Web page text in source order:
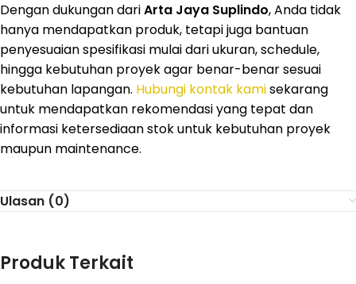
Dengan dukungan dariArta Jaya Suplindo, Anda tidak
hanya mendapatkan produk, tetapi juga bantuan
penyesuaian spesifikasi mulai dari ukuran, schedule,
hingga kebutuhan proyek agar benar-benar sesuai
kebutuhan lapangan. Hubungi kontak kamisekarang
untuk mendapatkan rekomendasi yang tepat dan
informasi ketersediaan stok untuk kebutuhan proyek
maupun maintenance.
Ulasan (0)
Produk Terkait